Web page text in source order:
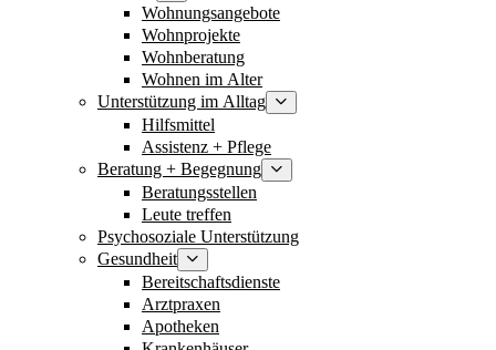
Wohnungsangebote
Wohnprojekte
Wohnberatung
Wohnen im Alter
Unterstützung im Alltag
Hilfsmittel
Assistenz + Pflege
Beratung + Begegnung
Beratungsstellen
Leute treffen
Psychosoziale Unterstützung
Gesundheit
Bereitschaftsdienste
Arztpraxen
Apotheken